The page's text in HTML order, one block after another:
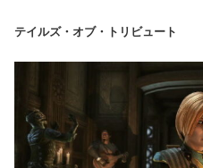
テイルズ・オブ・トリビュート